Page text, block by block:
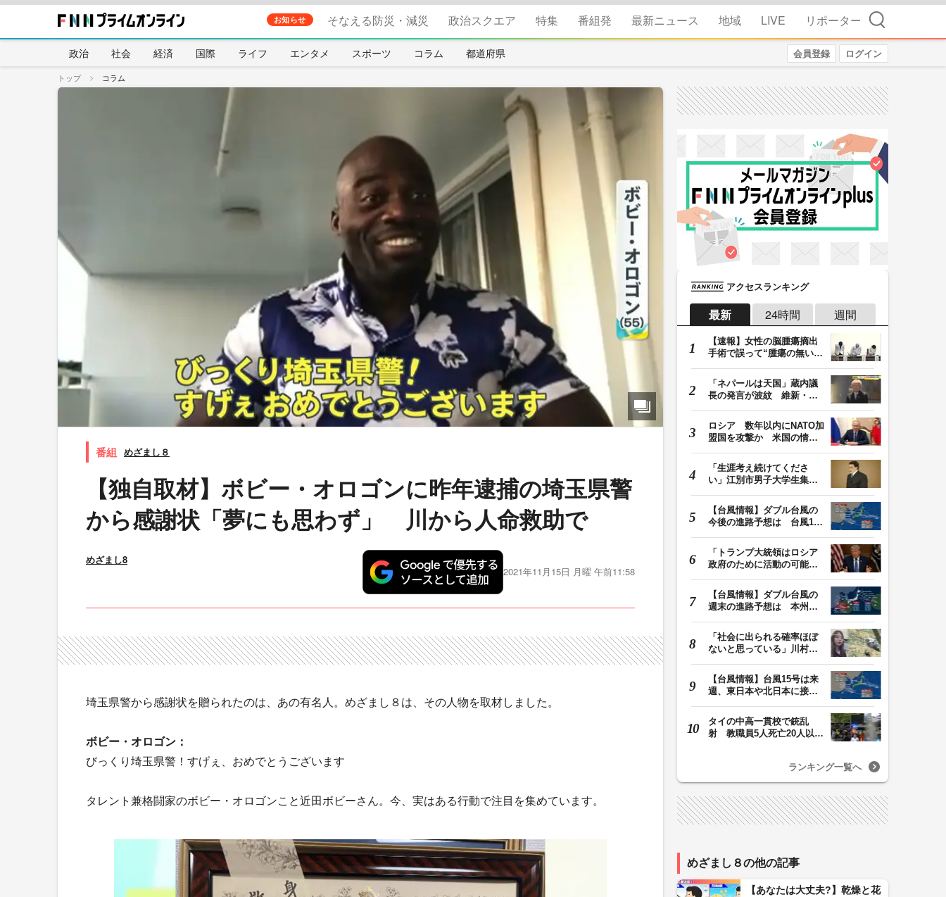
お知らせ そなえる防災・減災 政治スクエア 特集 番組発 最新ニュース 地域 LIVE リポーター 検索
政治 社会 経済 国際 ライフ エンタメ スポーツ コラム 都道府県 会員登録 ログイン
トップ コラム
めざまし８
【独自取材】ボビー・オロゴンに昨年逮捕の埼玉県警
から感謝状「夢にも思わず」 川から人命救助で
めざまし8
2021年11月15日 月曜 午前11:58
埼玉県警から感謝状を贈られたのは、あの有名人。めざまし８は、その人物を取材しました。
ボビー・オロゴン：
びっくり埼玉県警！すげぇ、おめでとうございます
タレント兼格闘家のボビー・オロゴンこと近田ボビーさん。今、実はある行動で注目を集めています。
アクセスランキング
最新 24時間 週間
【速報】女性の脳腫瘍摘出
手術で誤って“腫瘍の無い部
「ネパールは天国」蔵内議
長の発言が波紋 維新・吉
ロシア 数年以内にNATO加
盟国を攻撃か 米国の情報
「生涯考え続けてくださ
い」江別市男子大学生集団
【台風情報】ダブル台風の
今後の進路予想は 台風13
「トランプ大統領はロシア
政府のために活動の可能
【台風情報】ダブル台風の
週末の進路予想は 本州は
「社会に出られる確率ほぼ
ないと思っている」川村葉
【台風情報】台風15号は来
週、東日本や北日本に接近
タイの中高一貫校で銃乱
射 教職員5人死亡20人以上
ランキング一覧へ
めざまし８の他の記事
【あなたは大丈夫?】乾燥と花